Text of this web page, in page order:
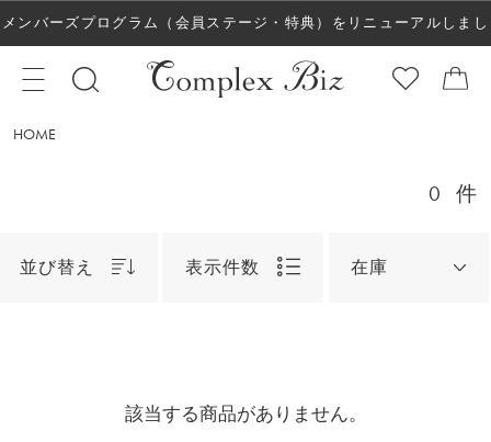
メンバーズプログラム（会員ステージ・特典）をリニューアルしまし
た！
HOME
0 件
並び替え 表示件数 在庫
該当する商品がありません。